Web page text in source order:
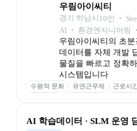
우림아이씨티
경기 하남시 10인 ‧
AI ‧ 환경엔지니어링
우림아이씨티의 초
데이터를 자체 개발
물질을 빠르고 정확
시스템입니다
수평적 문화 유연근무제 근로시
﻿AI 학습데이터 · SLM 운영